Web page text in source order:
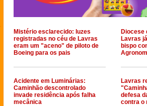
Mistério esclarecido: luzes
registradas no céu de Lavras
eram um "aceno" de piloto de
Boeing para os pais
Diocese
Lavras
bispo
Acidente em Luminárias:
Caminhão descontrolado
invade residência após falha
mecânica
Lavras
defesa
contra o